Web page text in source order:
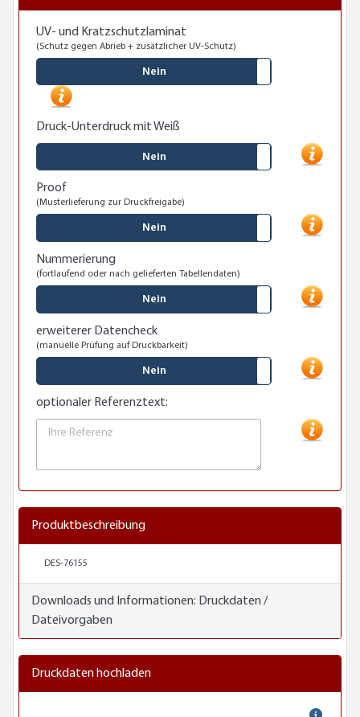
UV- und Kratzschutzlaminat
(Schutz gegen Abrieb + zusätzlicher UV-Schutz)
Nein
Druck-Unterdruck mit Weiß
Nein
Proof
(Musterlieferung zur Druckfreigabe)
Nein
Nummerierung
(fortlaufend oder nach gelieferten Tabellendaten)
Nein
erweiterer Datencheck
(manuelle Prüfung auf Druckbarkeit)
Nein
optionaler Referenztext:
Produktbeschreibung
DES-76155
Downloads und Informationen: Druckdaten /
Dateivorgaben
Druckdaten hochladen